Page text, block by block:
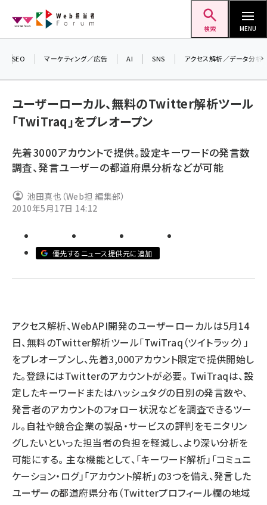
ン
検索 MENU
ai (2804)
note (2312)
z世代 (1622)
SEO マーケティング／広告 AI SNS アクセス解析／データ分析
ユーザーローカル、無料のTwitter解析ツール
「TwiTraq」をプレオープン
先着3000アカウントで提供。設定キーワードの発言数
調査、発言ユーザーの都道府県分析などが可能
池田真也（Web担 編集部）
2010年5月17日 14:12
優先するニュース提供元に追加
アクセス解析、WebAPI開発のユーザーローカルは5月14
日、無料のTwitter解析ツール「TwiTraq（ツイトラック）」
をプレオープンし、先着3,000アカウント限定で提供開始し
た。登録にはTwitterのアカウントが必要。 TwiTraqは、設
定したキーワードまたはハッシュタグの日別の発言数や、
発言者のアカウントのフォロー状況などを調査できるツー
ル。自社や競合企業の製品・サービスの評判をモニタリン
グしたいといった担当者の負担を軽減し、より深い分析を
可能にする。 主な機能として、「キーワード解析」「コミュニ
ケーション・ログ」「アカウント解析」の3つを備え、発言した
ユーザーの都道府県分布（Twitterプロフィール欄の地域